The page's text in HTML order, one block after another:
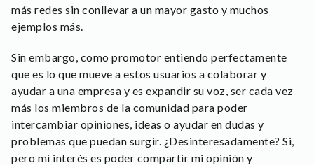
más redes sin conllevar a un mayor gasto y muchos
ejemplos más.
Sin embargo, como promotor entiendo perfectamente
que es lo que mueve a estos usuarios a colaborar y
ayudar a una empresa y es expandir su voz, ser cada vez
más los miembros de la comunidad para poder
intercambiar opiniones, ideas o ayudar en dudas y
problemas que puedan surgir. ¿Desinteresadamente? Si,
pero mi interés es poder compartir mi opinión y